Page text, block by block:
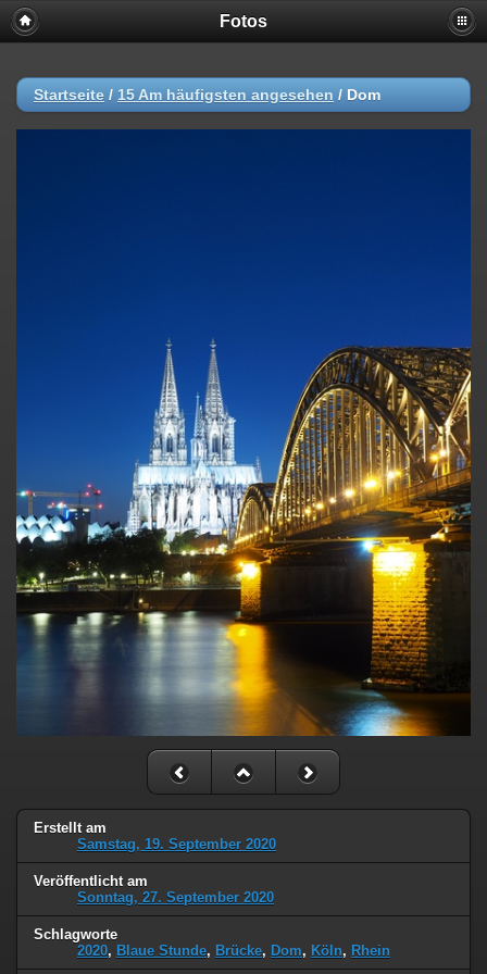
Fotos
Startseite / 15 Am häufigsten angesehen / Dom
Erstellt am
Samstag, 19. September 2020
Veröffentlicht am
Sonntag, 27. September 2020
Schlagworte
2020, Blaue Stunde, Brücke, Dom, Köln, Rhein